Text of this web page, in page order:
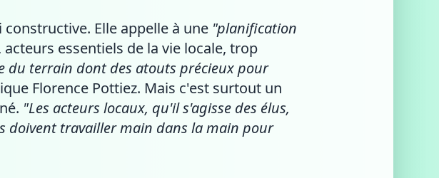
Elle appelle à une "planification
essentiels de la vie locale, trop
du terrain dont des atouts précieux pour
Florence Pottiez. Mais c'est surtout un
"Les acteurs locaux, qu'il s'agisse des élus,
doivent travailler main dans la main pour